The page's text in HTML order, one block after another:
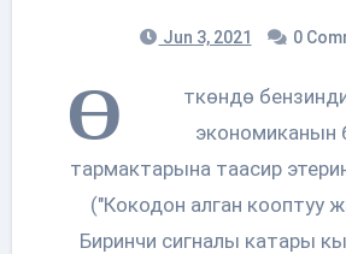
Jun 3, 2021 0
Ө
ткөндө
экономиканын
тармактарына таасир
("Кокодон алган кооптуу
Биринчи сигналы катары